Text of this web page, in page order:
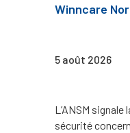
Winncare
5 août 2026
L’ANSM
sécurité